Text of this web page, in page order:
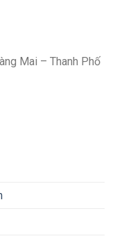
Mai – Thanh Phố